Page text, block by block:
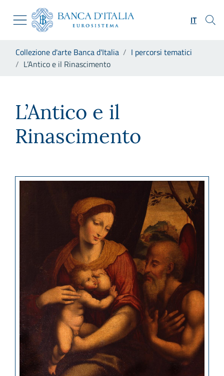
Skip to Main Content
Vai al sito istituzionale
Vai al menu di navigazione
Vai alla ricerca
Vai al footer
IT
Collezione d'arte Banca d'Italia
I percorsi tematici
L’Antico e il Rinascimento
L’Antico e il
Rinascimento